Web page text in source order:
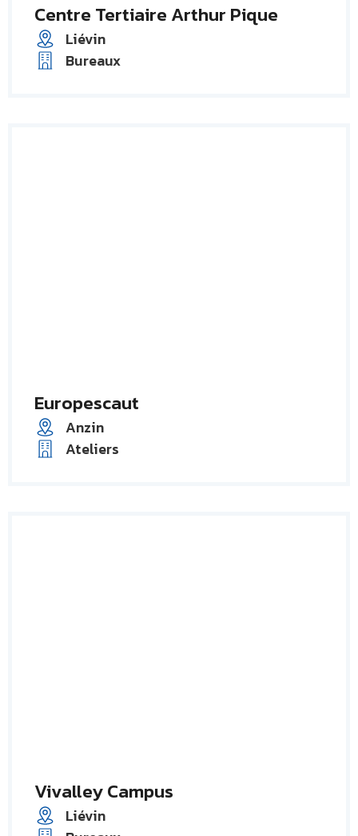
Centre Tertiaire Arthur Pique
Liévin
Bureaux
Europescaut
Anzin
Ateliers
Vivalley Campus
Liévin